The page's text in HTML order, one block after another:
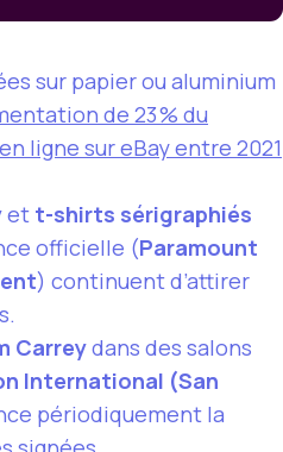
sur papier ou aluminium
de 23 % du
ligne sur eBay entre 2021
et t-shirts sérigraphiés
officielle (Paramount
) continuent d’attirer
Carreydans des salons
International (San
périodiquement la